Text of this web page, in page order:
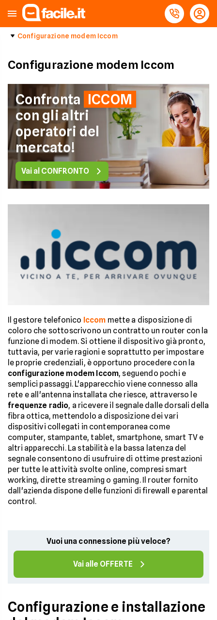
Configurazione modem Iccom
Configurazione modem Iccom
Confronta ICCOM
con gli altri
operatori del
mercato!
Vai al CONFRONTO
Il gestore telefonico Iccom mette a disposizione di
coloro che sottoscrivono un contratto un router con la
funzione di modem. Si ottiene il dispositivo già pronto,
tuttavia, per varie ragioni e soprattutto per impostare
le proprie credenziali, è opportuno procedere con la
configurazione modem Iccom, seguendo pochi e
semplici passaggi. L'apparecchio viene connesso alla
rete e all'antenna installata che riesce, attraverso le
frequenze radio, a ricevere il segnale dalle dorsali della
fibra ottica, mettendolo a disposizione dei vari
dispositivi collegati in contemporanea come
computer, stampante, tablet, smartphone, smart TV e
altri apparecchi. La stabilità e la bassa latenza del
segnale consentono di usufruire di ottime prestazioni
per tutte le attività svolte online, compresi smart
working, dirette streaming o gaming. Il router fornito
dall'azienda dispone delle funzioni di firewall e parental
control.
Vuoi una connessione più veloce?
Vai alle OFFERTE
Configurazione e installazione